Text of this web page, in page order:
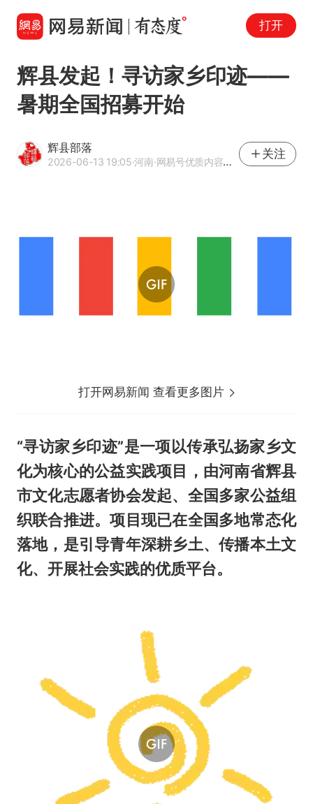
打开
辉县发起！寻访家乡印迹——
暑期全国招募开始
辉县部落
2026-06-13 19:05·河南·网易号优质内容创作者
关注
打开网易新闻 查看更多图片
“寻访家乡印迹”是一项以传承弘扬家乡文
化为核心的公益实践项目，由河南省辉县
市文化志愿者协会发起、全国多家公益组
织联合推进。项目现已在全国多地常态化
落地，是引导青年深耕乡土、传播本土文
化、开展社会实践的优质平台。